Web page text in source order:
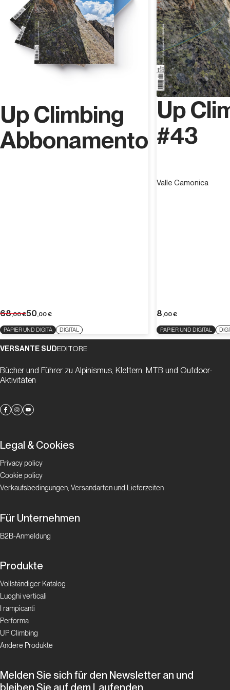
Up Climbing
Abbonamento
68,00€50,00€
PAPIER UND DIGITA DIGITAL
Up
#43
Valle Camonica
8,00€
PAPIER UND DIGITAL
VERSANTE SUDEDITORE
Bücher und Führer zu Alpinismus, Klettern, MTB und Outdoor-
Aktivitäten
Legal & Cookies
Privacy policy
Cookie policy
Verkaufsbedingungen, Versandarten und Lieferzeiten
Für Unternehmen
B2B-Anmeldung
Produkte
Vollständiger Katalog
Luoghi verticali
I rampicanti
Performa
UP Climbing
Andere Produkte
Melden Sie sich für den Newsletter an und
bleiben Sie auf dem Laufenden.